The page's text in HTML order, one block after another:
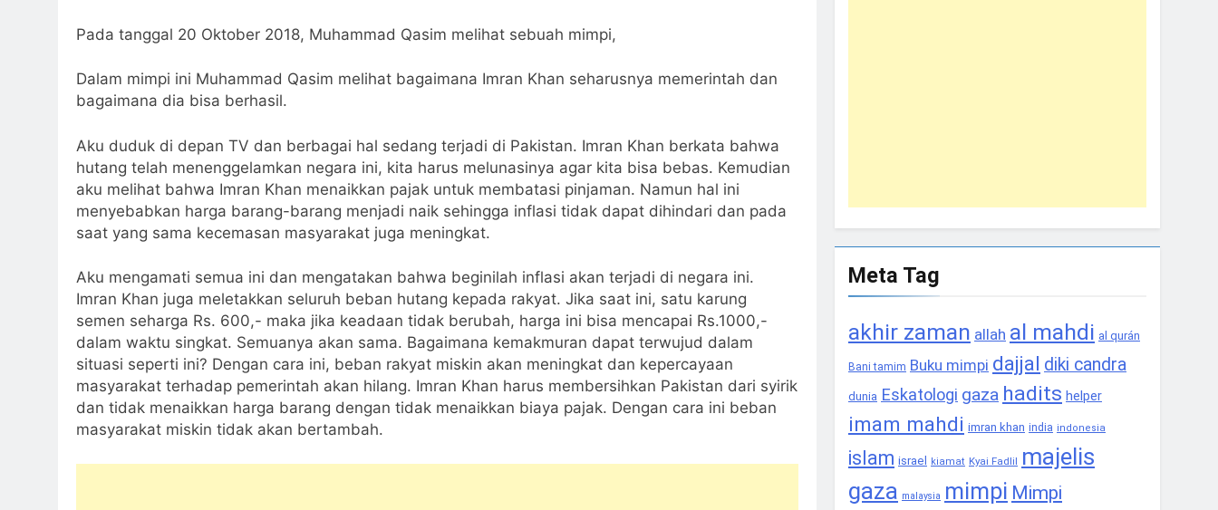
Pada tanggal 20 Oktober 2018, Muhammad Qasim melihat sebuah mimpi,
Dalam mimpi ini Muhammad Qasim melihat bagaimana Imran Khan seharusnya memerintah dan
bagaimana dia bisa berhasil.
Aku duduk di depan TV dan berbagai hal sedang terjadi di Pakistan. Imran Khan berkata bahwa
hutang telah menenggelamkan negara ini, kita harus melunasinya agar kita bisa bebas. Kemudian
aku melihat bahwa Imran Khan menaikkan pajak untuk membatasi pinjaman. Namun hal ini
menyebabkan harga barang-barang menjadi naik sehingga inflasi tidak dapat dihindari dan pada
saat yang sama kecemasan masyarakat juga meningkat.
Aku mengamati semua ini dan mengatakan bahwa beginilah inflasi akan terjadi di negara ini.
Imran Khan juga meletakkan seluruh beban hutang kepada rakyat. Jika saat ini, satu karung
semen seharga Rs. 600,- maka jika keadaan tidak berubah, harga ini bisa mencapai Rs.1000,-
dalam waktu singkat. Semuanya akan sama. Bagaimana kemakmuran dapat terwujud dalam
situasi seperti ini? Dengan cara ini, beban rakyat miskin akan meningkat dan kepercayaan
masyarakat terhadap pemerintah akan hilang. Imran Khan harus membersihkan Pakistan dari syirik
dan tidak menaikkan harga barang dengan tidak menaikkan biaya pajak. Dengan cara ini beban
masyarakat miskin tidak akan bertambah.
Meta Tag
akhir zaman allah al mahdi al qurán
Bani tamim Buku mimpi dajjal diki candra
dunia Eskatologi gaza hadits helper
imam mahdi imran khan india indonesia
islam israel kiamat Kyai Fadlil majelis
gaza malaysia mimpi Mimpi